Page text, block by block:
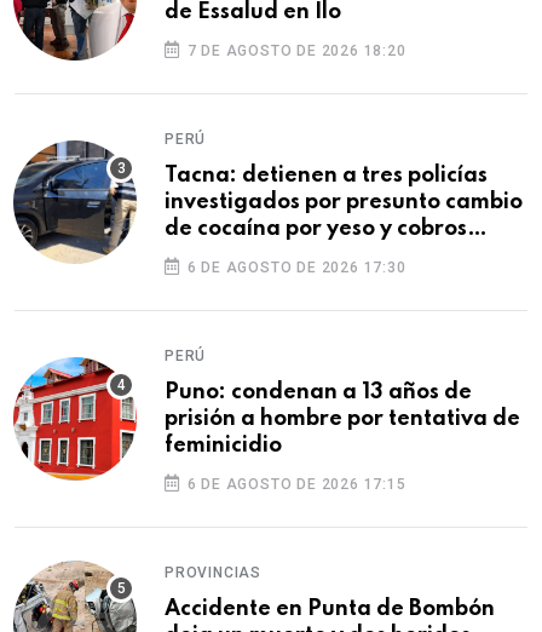
de Essalud en Ilo
7 DE AGOSTO DE 2026 18:20
PERÚ
Tacna: detienen a tres policías
investigados por presunto cambio
de cocaína por yeso y cobros
ilegales
6 DE AGOSTO DE 2026 17:30
PERÚ
Puno: condenan a 13 años de
prisión a hombre por tentativa de
feminicidio
6 DE AGOSTO DE 2026 17:15
PROVINCIAS
Accidente en Punta de Bombón